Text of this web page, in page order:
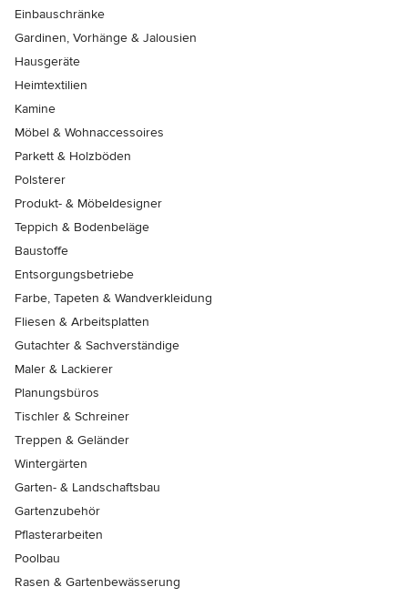
Einbauschränke
Gardinen, Vorhänge & Jalousien
Hausgeräte
Heimtextilien
Kamine
Möbel & Wohnaccessoires
Parkett & Holzböden
Polsterer
Produkt- & Möbeldesigner
Teppich & Bodenbeläge
Baustoffe
Entsorgungsbetriebe
Farbe, Tapeten & Wandverkleidung
Fliesen & Arbeitsplatten
Gutachter & Sachverständige
Maler & Lackierer
Planungsbüros
Tischler & Schreiner
Treppen & Geländer
Wintergärten
Garten- & Landschaftsbau
Gartenzubehör
Pflasterarbeiten
Poolbau
Rasen & Gartenbewässerung